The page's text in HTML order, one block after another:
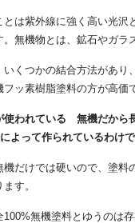
は紫外線に強く高い光沢
。無機物とは、鉱石やガラ
くつかの結合方法があり
ッ素樹脂塗料の方が高価
使われている 無機だから
よって作られているわけ
だけでは硬いので、塗
す。
無機塗料とゆうのは